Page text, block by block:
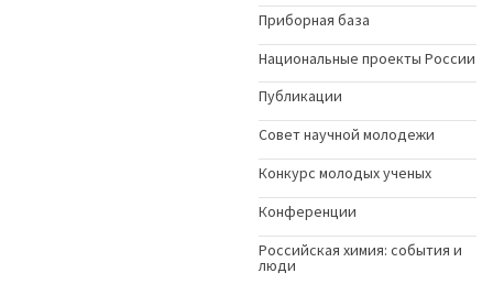
Приборная база
Национальные проекты России
Публикации
Совет научной молодежи
Конкурс молодых ученыx
Конференции
Российская химия: события и
люди